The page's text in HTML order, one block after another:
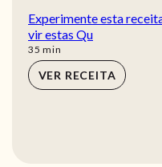
Experimente esta
vir estas Qu
35 min
min
VER RECEITA